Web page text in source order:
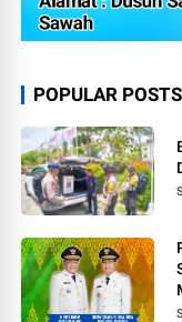
POPULAR POSTS